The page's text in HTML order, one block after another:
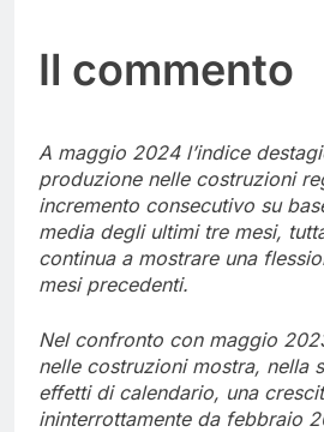
Il commento
A maggio 2024 l’indice
produzione nelle costruzioni
incremento consecutivo su
media degli ultimi tre mesi,
continua a mostrare una
mesi precedenti.
Nel confronto con maggio
nelle costruzioni mostra, nella
effetti di calendario, una
ininterrottamente da febbraio